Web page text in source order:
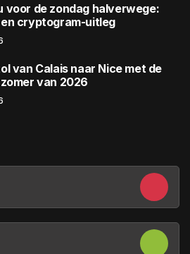
voor de zondag halverwege:
cryptogram-uitleg
van Calais naar Nice met de
van 2026